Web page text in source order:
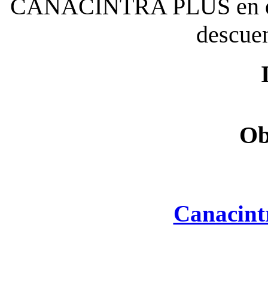
CANACINTRA PLUS en